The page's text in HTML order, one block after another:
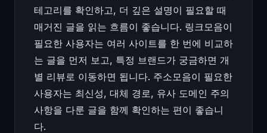
테고리를 확인하고, 더 깊은 설명이 필요할 때
매거진 글을 읽는 흐름이 좋습니다. 링크모음이
필요한 사용자는 여러 사이트를 한 번에 비교하
는 글을 먼저 보고, 특정 브랜드가 궁금하면 개
별 리뷰로 이동하면 됩니다. 주소모음이 필요한
사용자는 최신성, 대체 경로, 유사 도메인 주의
사항을 다룬 글을 함께 확인하는 편이 좋습니
다.